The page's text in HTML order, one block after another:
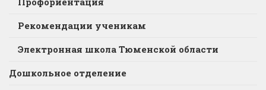
Рекомендации ученикам
Электронная школа Тюменской области
Дошкольное отделение